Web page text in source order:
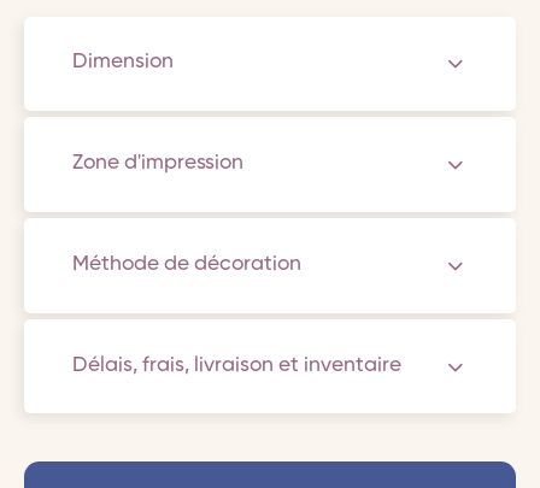
Dimension
Zone d'impression
Méthode de décoration
Délais, frais, livraison et inventaire